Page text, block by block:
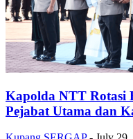
Kapolda NTT Rotasi
Pejabat Utama dan